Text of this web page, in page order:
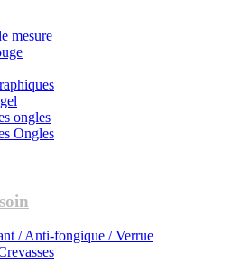
mesure
ongles
Ongles
/ Anti-fongique / Verrue